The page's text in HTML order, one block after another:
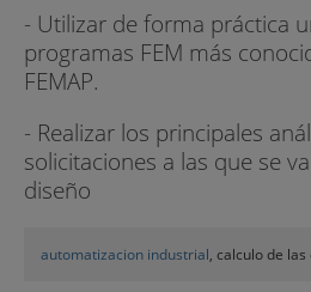
- Utilizar de forma práctica
programas FEM más
FEMAP.
- Realizar los principales
solicitaciones a las que se
diseño
automatizacion industrial, calculo de